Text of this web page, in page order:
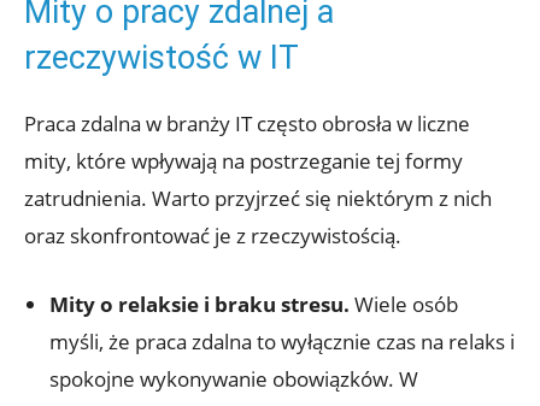
Mity o pracy zdalnej a
rzeczywistość w IT
Praca zdalna w branży ⁣IT często ​obrosła w liczne
mity, które wpływają na postrzeganie tej formy
zatrudnienia. Warto przyjrzeć się niektórym z nich
oraz skonfrontować je z rzeczywistością.
Mity o relaksie i braku stresu. Wiele osób
myśli, że praca zdalna ⁢to⁤ wyłącznie czas na relaks i
spokojne wykonywanie obowiązków. W